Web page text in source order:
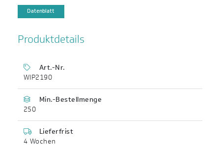
Datenblatt
Produktdetails
Art.-Nr.
WIP2190
Min.-Bestellmenge
250
Lieferfrist
4 Wochen